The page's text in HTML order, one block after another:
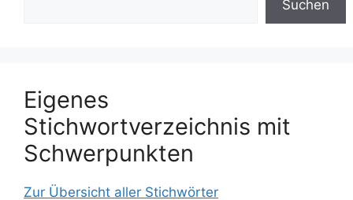
Suchen
Eigenes
Stichwortverzeichnis mit
Schwerpunkten
Zur Übersicht aller Stichwörter